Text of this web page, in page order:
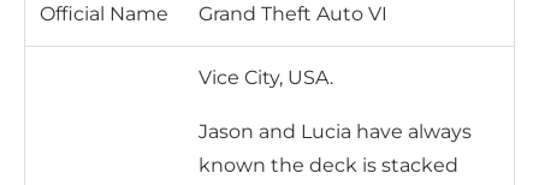
Official Name Grand Theft Auto VI
Vice City, USA.
Jason and Lucia have always
known the deck is stacked